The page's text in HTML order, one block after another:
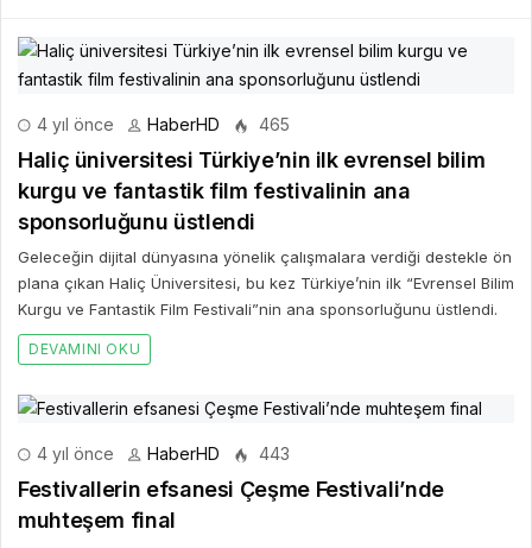
4 yıl önce HaberHD 465
Haliç üniversitesi Türkiye’nin ilk evrensel bilim
kurgu ve fantastik film festivalinin ana
sponsorluğunu üstlendi
Geleceğin dijital dünyasına yönelik çalışmalara verdiği destekle ön
plana çıkan Haliç Üniversitesi, bu kez Türkiye’nin ilk “Evrensel Bilim
Kurgu ve Fantastik Film Festivali”nin ana sponsorluğunu üstlendi.
DEVAMINI OKU
4 yıl önce HaberHD 443
Festivallerin efsanesi Çeşme Festivali’nde
muhteşem final